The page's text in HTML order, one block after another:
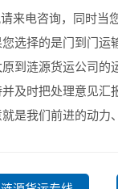
来电咨询，同时当
选择的是门到门
到涟源货运公司
及时把处理意见
是我们前进的动力